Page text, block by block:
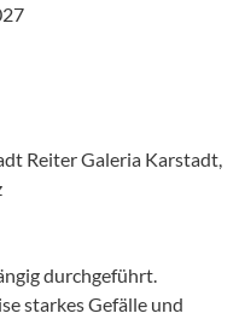
Reiter Galeria Karstadt,
durchgeführt.
starkes Gefälle und